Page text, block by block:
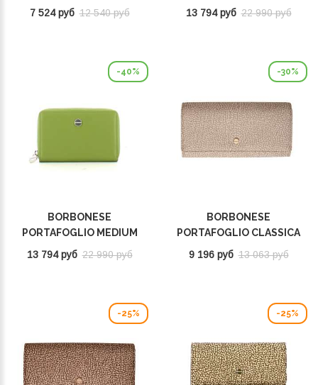
BEIGE 260431J48E72
7 524 руб 12 540 руб
RFID BEIGE/OP NATURALE
910543G61U94
13 794 руб 22 990 руб
-40%
BORBONESE
PORTAFOGLIO MEDIUM
RFID VERDE MILITARE/OP
NATURALE 910543G61U95
13 794 руб 22 990 руб
-30%
BORBONESE
PORTAFOGLIO CLASSICA
LARGE SABBIA
930112I15C75
9 196 руб 13 063 руб
-25% -25%